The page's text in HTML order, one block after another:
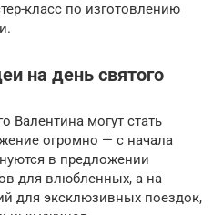
класс по изготовлению
на день святого
Валентина могут стать
огромно — с начала
в предложении
для влюбленных, а на
для эксклюзивных поездок,